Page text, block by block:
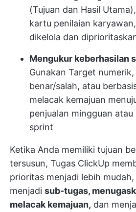
(Tujuan dan Hasil
kartu penilaian
dikelola dan
Mengukur keberhasilan
Gunakan Target
benar/salah, atau
melacak kemajuan
penjualan mingguan atau
sprint
Ketika Anda memiliki tujuan
tersusun, Tugas ClickUp
prioritas menjadi lebih
menjadi sub-tugas,
melacak kemajuan, dan